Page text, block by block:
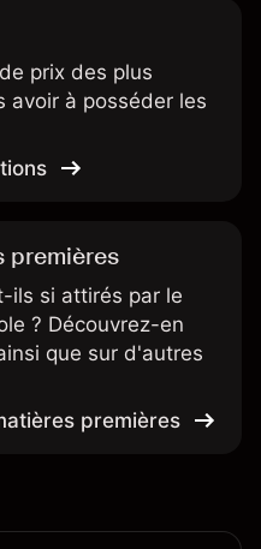
prix des plus
avoir à posséder les
premières
ils si attirés par le
? Découvrez-en
que sur d'autres
premières